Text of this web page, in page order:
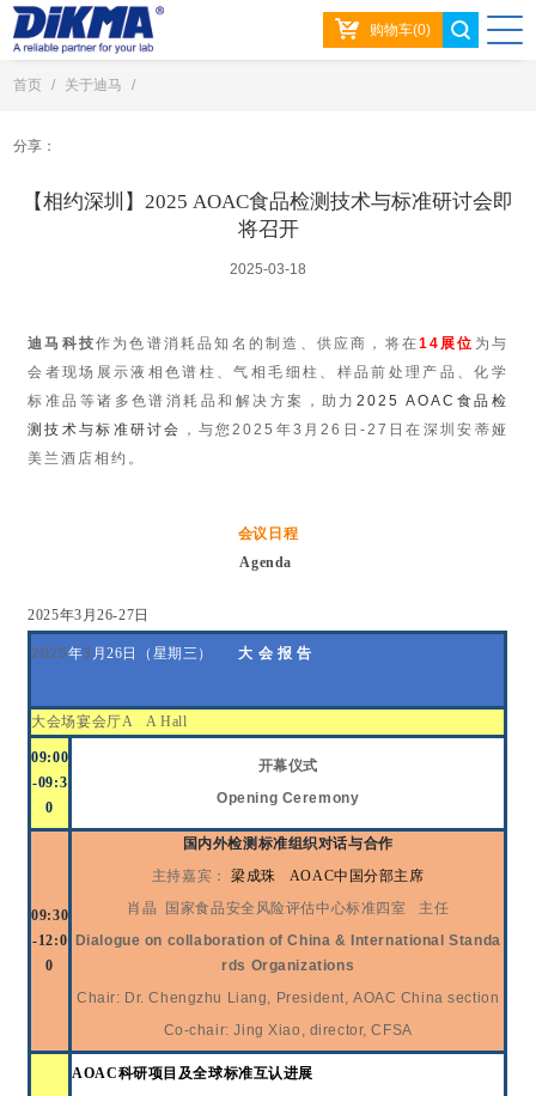
购物车(0)
首页 / 关于迪马 /
【相约深圳】2025 AOAC食品检测技术与标准研讨会即将召开
分享：
【相约深圳】2025 AOAC食品检测技术与标准研讨会即
将召开
2025-03-18
迪马科技作为色谱消耗品知名的制造、供应商，将在14展位 为与
会者现场展示液相色谱柱、气相毛细柱、样品前处理产品、化学
标准品等诸多色谱消耗品和解决方案，助力 2025 AOAC食品检
测技术与标准研讨会 ，与您2025年3月26日-27日在深圳安蒂娅
美兰酒店相约。
会议日程
Agenda
2025年3 月26-27日
2025年3 月26日（星期三 ） 大 会 报 告
大会场宴会厅A A Hall
09:00
-09:3
0
开幕仪式
Opening Ceremony
09:30
-12:0
0
国内外检测标准组织对话与合作
主持嘉宾：
梁成珠 AOAC中国分部主席
肖晶
国家食品安全风险评估中心标准四室 主任
Dialogue on collaboration of China & International Standa
rds Organizations
Chair: Dr. Chengzhu Liang, President, AOAC China section
Co-chair: Jing Xiao, director, CFSA
AOAC科研项目及全球标准互认进展